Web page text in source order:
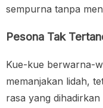
sempurna tanpa
Pesona Tak
Kue-kue berwarna-
memanjakan lidah,
rasa yang